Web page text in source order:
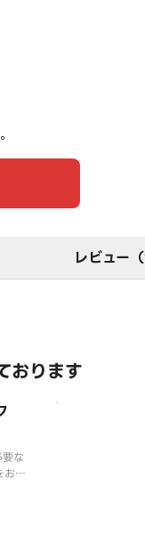
レビュー（
おります
な
お願